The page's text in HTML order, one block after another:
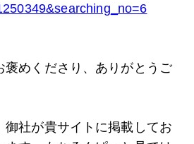
褒めくださり、ありがとうご
御社が貴サイトに掲載してお